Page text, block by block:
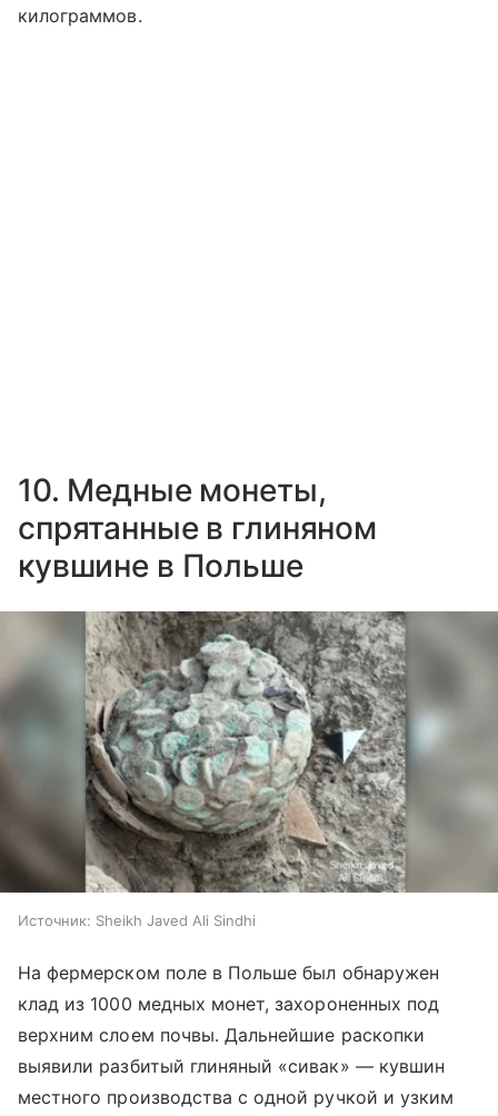
килограммов.
10. Медные монеты,
спрятанные в глиняном
кувшине в Польше
Источник: Sheikh Javed Ali Sindhi
На фермерском поле в Польше был обнаружен
клад из 1000 медных монет, захороненных под
верхним слоем почвы. Дальнейшие раскопки
выявили разбитый глиняный «сивак» — кувшин
местного производства с одной ручкой и узким